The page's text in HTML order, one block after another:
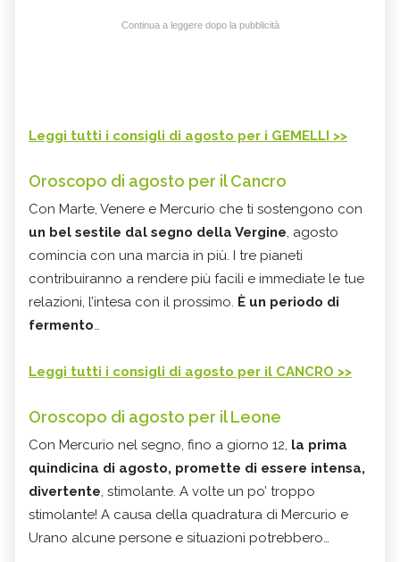
Continua a leggere dopo la pubblicità
Leggi tutti i consigli di agosto per i GEMELLI >>
Oroscopo di agosto per il Cancro
Con Marte, Venere e Mercurio che ti sostengono con
un bel sestile dal segno della Vergine, agosto
comincia con una marcia in più. I tre pianeti
contribuiranno a rendere più facili e immediate le tue
relazioni, l’intesa con il prossimo. È un periodo di
fermento…
Leggi tutti i consigli di agosto per il CANCRO >>
Oroscopo di agosto per il Leone
Con Mercurio nel segno, fino a giorno 12, la prima
quindicina di agosto, promette di essere intensa,
divertente, stimolante. A volte un po’ troppo
stimolante! A causa della quadratura di Mercurio e
Urano alcune persone e situazioni potrebbero…